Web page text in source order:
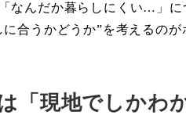
なんだか暮らしにくい…」に
合うかどうか”を考えるの
「現地でしかわ